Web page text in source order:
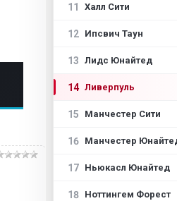
11 Халл Сити
12 Ипсвич Таун
13 Лидс Юнайтед
14 Ливерпуль
15 Манчестер Сити
16 Манчестер
17 Ньюкасл Юнайтед
18 Ноттингем Форест